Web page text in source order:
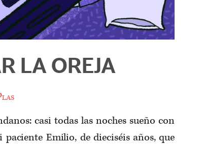
LA OREJA
casi todas las noches sueño con
Emilio, de dieciséis años, que